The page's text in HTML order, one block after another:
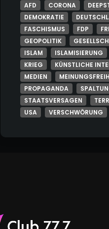
AFD CORONA
DEMOKRATIE
FASCHISMUS
FDP
GEOPOLITIK
ISLAM
ISLAMISIERUNG
KRIEG
KÜNSTLICHE
MEDIEN
PROPAGANDA
STAATSVERSAGEN
USA
VERSCHWÖRUNG